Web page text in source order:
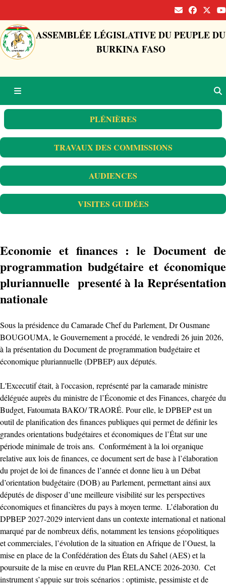
ASSEMBLÉE LÉGISLATIVE DU PEUPLE DU
BURKINA FASO
PLÉNIÈRES
TRAVAUX DES COMMISSIONS
AUDIENCES
VISITES GUIDÉES
‎Economie et finances : le Document de
programmation budgétaire et économique
pluriannuelle presenté à la Représentation
nationale
‎Sous la présidence du Camarade Chef du Parlement, Dr Ousmane
BOUGOUMA, le Gouvernement a procédé, le vendredi 26 juin 2026,
à la présentation du Document de programmation budgétaire et
économique pluriannuelle (DPBEP) aux députés.
‎L'Excecutif était, à l'occasion, représenté par la camarade ministre
déléguée auprès du ministre de l’Économie et des Finances, chargée du
Budget, Fatoumata BAKO/ TRAORÉ. Pour elle, le DPBEP est un
outil de planification des finances publiques qui permet de définir les
grandes orientations budgétaires et économiques de l’État sur une
période minimale de trois ans. ‎ ‎Conformément à la loi organique
relative aux lois de finances, ce document sert de base à l’élaboration
du projet de loi de finances de l’année et donne lieu à un Débat
d’orientation budgétaire (DOB) au Parlement, permettant ainsi aux
députés de disposer d’une meilleure visibilité sur les perspectives
économiques et financières du pays à moyen terme. ‎ ‎L’élaboration du
DPBEP 2027-2029 intervient dans un contexte international et national
marqué par de nombreux défis, notamment les tensions géopolitiques
et commerciales, l’évolution de la situation en Afrique de l’Ouest, la
mise en place de la Confédération des États du Sahel (AES) et la
poursuite de la mise en œuvre du Plan RELANCE 2026-2030. ‎ ‎Cet
instrument s’appuie sur trois scénarios : optimiste, pessimiste et de